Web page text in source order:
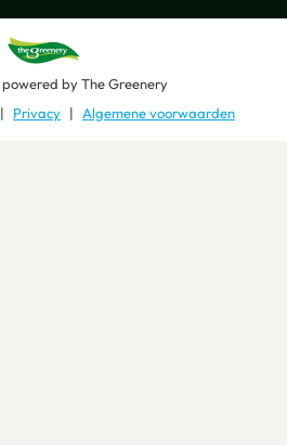
powered byThe Greenery
Privacy Algemene voorwaarden